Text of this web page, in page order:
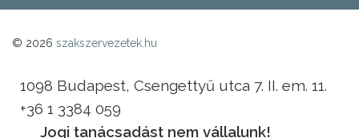
© 2026 szakszervezetek.hu
1098 Budapest, Csengettyű utca 7. II. em. 11.
+36 1 3384 059
Jogi tanácsadást nem vállalunk!